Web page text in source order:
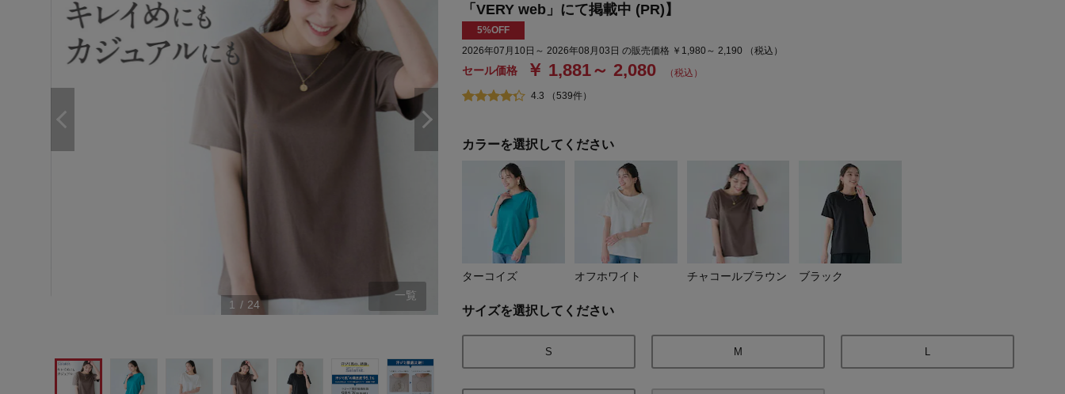
1 / 24
一覧
「VERY web」にて掲載中 (PR)】
5%OFF
2026年07月10日～ 2026年08月03日 の販売価格 ￥1,980～ 2,190 （税込）
セール価格 ￥ 1,881～ 2,080 （税込）
4.3 （539件）
カラーを選択してください
ターコイズ オフホワイト チャコールブラウン ブラック
サイズを選択してください
S M L